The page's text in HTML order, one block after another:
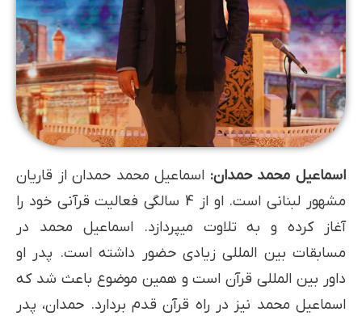
اسماعیل محمد حمدان: اسماعیل محمد حمدان از قاریان
مشهور لبنانی است. او از 4 سالگی فعالیت قرآنی خود را
آغاز کرده و به تلاوت می­پردازد. اسماعیل محمد در
مسابقات بین المللی زیادی حضور داشته است. پدر او
داور بین المللی قرآن است و همین موضوع باعث شد که
اسماعیل محمد نیز در راه قرآن قدم بردارد. حمدان، پدر